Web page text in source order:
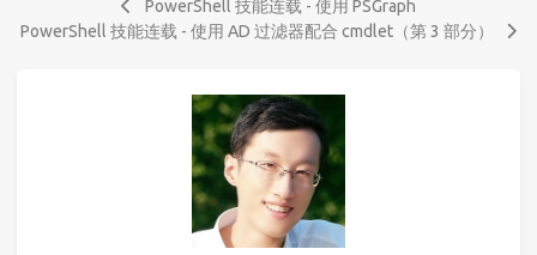
PowerShell 技能连载 - 使用 PSGraph
PowerShell 技能连载 - 使用 AD 过滤器配合 cmdlet（第 3 部分）